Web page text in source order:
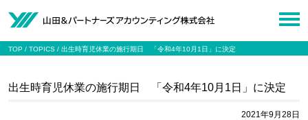
TOP TOPICS 出生時育児休業の施行期日 「令和4年10月1日」に決定
出生時育児休業の施行期日 「令和4年10月1日」に決定
2021年9月28日